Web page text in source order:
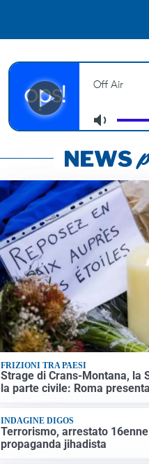
FRIZIONI TRA PAESI
Strage di Crans-Montana, la
la parte civile: Roma
INDAGINE DIGOS
Terrorismo, arrestato
propaganda jihadista